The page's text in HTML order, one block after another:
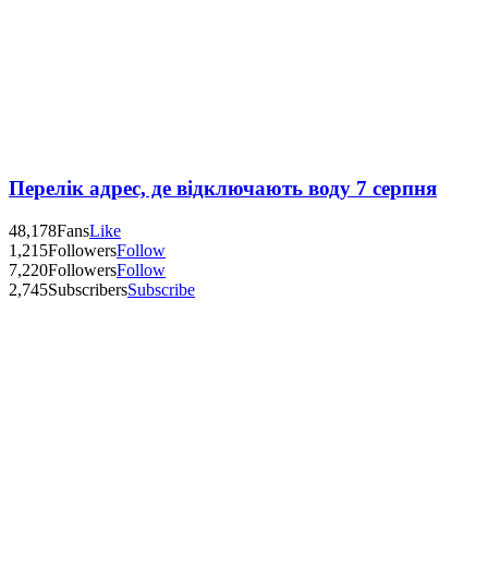
Перелік адрес, де відключають воду 7 серпня
48,178FansLike
1,215FollowersFollow
7,220FollowersFollow
2,745SubscribersSubscribe